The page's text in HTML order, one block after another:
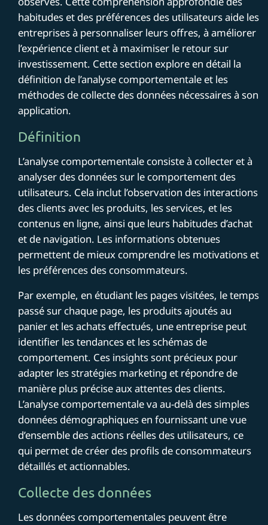
habitudes et des préférences des utilisateurs aide les
entreprises à personnaliser leurs offres, à améliorer
l’expérience client et à maximiser le retour sur
investissement. Cette section explore en détail la
définition de l’analyse comportementale et les
méthodes de collecte des données nécessaires à son
application.
Définition
L’analyse comportementale consiste à collecter et à
analyser des données sur le comportement des
utilisateurs. Cela inclut l’observation des interactions
des clients avec les produits, les services, et les
contenus en ligne, ainsi que leurs habitudes d’achat
et de navigation. Les informations obtenues
permettent de mieux comprendre les motivations et
les préférences des consommateurs.
Par exemple, en étudiant les pages visitées, le temps
passé sur chaque page, les produits ajoutés au
panier et les achats effectués, une entreprise peut
identifier les tendances et les schémas de
comportement. Ces insights sont précieux pour
adapter les stratégies marketing et répondre de
manière plus précise aux attentes des clients.
L’analyse comportementale va au-delà des simples
données démographiques en fournissant une vue
d’ensemble des actions réelles des utilisateurs, ce
qui permet de créer des profils de consommateurs
détaillés et actionnables.
Collecte des données
Les données comportementales peuvent être